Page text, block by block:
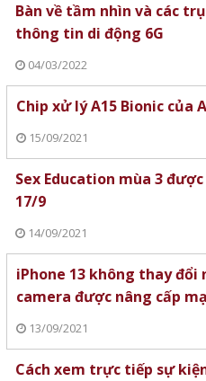
Bàn về tầm nhìn và các
thông tin di động 6G
04/03/2022
Chip xử lý A15 Bionic của
15/09/2021
Sex Education mùa 3
17/9
14/09/2021
iPhone 13 không thay đổi
camera được nâng cấp
13/09/2021
Cách xem trực tiếp sự